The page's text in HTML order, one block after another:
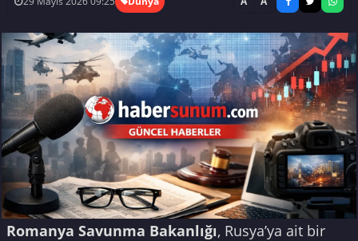
Romanya Savunma Bakanlığı, Rusya’ya ait bir